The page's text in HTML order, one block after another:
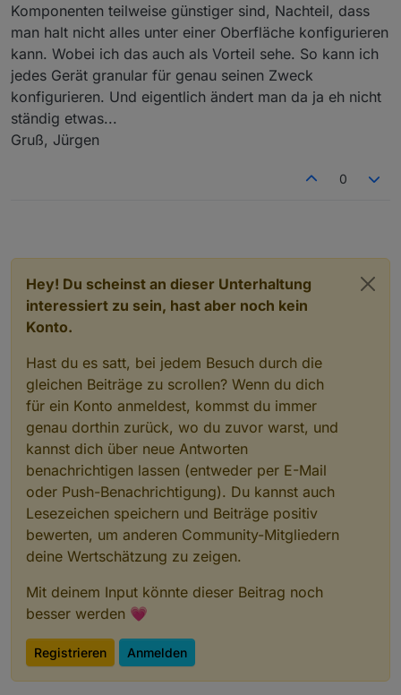
Komponenten teilweise günstiger sind, Nachteil, dass
man halt nicht alles unter einer Oberfläche konfigurieren
kann. Wobei ich das auch als Vorteil sehe. So kann ich
jedes Gerät granular für genau seinen Zweck
konfigurieren. Und eigentlich ändert man da ja eh nicht
ständig etwas...
Gruß, Jürgen
0
Hey! Du scheinst an dieser Unterhaltung
interessiert zu sein, hast aber noch kein
Konto.
Hast du es satt, bei jedem Besuch durch die
gleichen Beiträge zu scrollen? Wenn du dich
für ein Konto anmeldest, kommst du immer
genau dorthin zurück, wo du zuvor warst, und
kannst dich über neue Antworten
benachrichtigen lassen (entweder per E-Mail
oder Push-Benachrichtigung). Du kannst auch
Lesezeichen speichern und Beiträge positiv
bewerten, um anderen Community-Mitgliedern
deine Wertschätzung zu zeigen.
Mit deinem Input könnte dieser Beitrag noch
besser werden 💗
Registrieren Anmelden